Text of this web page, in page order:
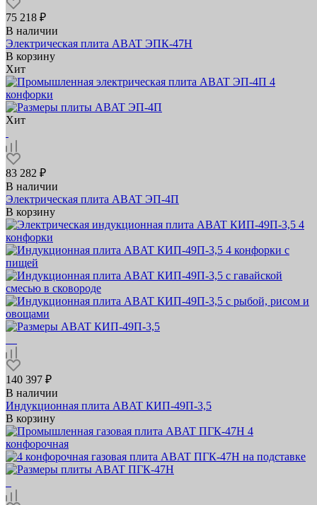
75 218 ₽
В наличии
Электрическая плита ABAT ЭПК‑47Н
В корзину
Хит
Хит
83 282 ₽
В наличии
Электрическая плита ABAT ЭП‑4П
В корзину
140 397 ₽
В наличии
Индукционная плита ABAT КИП‑49П‑3,5
В корзину